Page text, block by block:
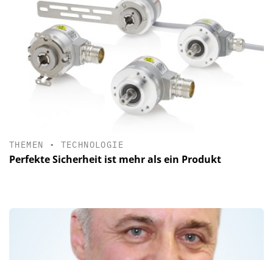
THEMEN • TECHNOLOGIE
Perfekte Sicherheit ist mehr als ein Produkt